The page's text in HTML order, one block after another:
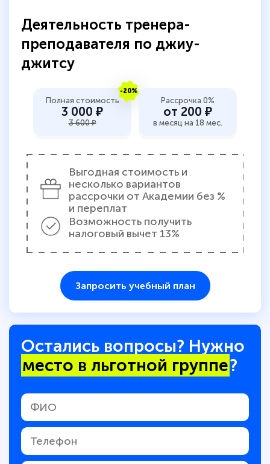
Деятельность тренера-
преподавателя по джиу-
джитсу
-20%
Полная стоимость
3 000 ₽
3 600 ₽
Рассрочка 0%
от 200 ₽
в месяц на 18 мес.
Выгодная стоимость и
несколько вариантов
рассрочки от Академии без %
и переплат
Возможность получить
налоговый вычет 13%
Запросить учебный план
Остались вопросы? Нужно
место в льготной группе?